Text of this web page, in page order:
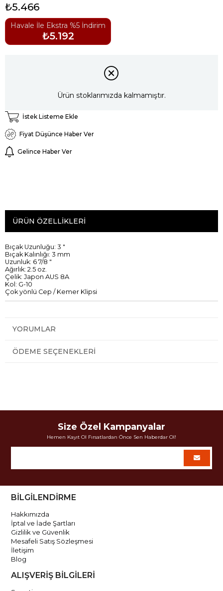
₺5.466
Havale İle Ekstra %5 İndirim
₺5.192
Ürün stoklarımızda kalmamıştır.
İstek Listeme Ekle
Fiyat Düşünce Haber Ver
Gelince Haber Ver
ÜRÜN ÖZELLIKLERI
Bıçak Uzunluğu: 3 "
Bıçak Kalınlığı: 3 mm
Uzunluk: 6 7/8 "
Ağırlık: 2.5 oz.
Çelik: Japon AUS 8A
Kol : G-10
Çok yönlü Cep / Kemer Klipsi
YORUMLAR
ÖDEME SEÇENEKLERI
Size Özel Kampanyalar
Hemen Kayıt Ol Fırsatlardan Önce Sen Haberdar Ol!
BİLGİLENDİRME
Hakkımızda
İptal ve İade Şartları
Gizlilik ve Güvenlik
Mesafeli Satış Sözleşmesi
İletişim
Blog
ALIŞVERİŞ BİLGİLERİ